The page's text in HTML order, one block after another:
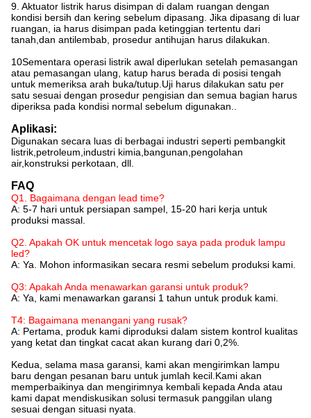
9. Aktuator listrik harus disimpan di dalam ruangan dengan
kondisi bersih dan kering sebelum dipasang. Jika dipasang di luar
ruangan, ia harus disimpan pada ketinggian tertentu dari
tanah,dan antilembab, prosedur antihujan harus dilakukan.
10Sementara operasi listrik awal diperlukan setelah pemasangan
atau pemasangan ulang, katup harus berada di posisi tengah
untuk memeriksa arah buka/tutup.Uji harus dilakukan satu per
satu sesuai dengan prosedur pengisian dan semua bagian harus
diperiksa pada kondisi normal sebelum digunakan..
Aplikasi:
Digunakan secara luas di berbagai industri seperti pembangkit
listrik,petroleum,industri kimia,bangunan,pengolahan
air,konstruksi perkotaan, dll.
FAQ
Q1. Bagaimana dengan lead time?
A: 5-7 hari untuk persiapan sampel, 15-20 hari kerja untuk
produksi massal.
Q2. Apakah OK untuk mencetak logo saya pada produk lampu
led?
A: Ya. Mohon informasikan secara resmi sebelum produksi kami.
Q3: Apakah Anda menawarkan garansi untuk produk?
A: Ya, kami menawarkan garansi 1 tahun untuk produk kami.
T4: Bagaimana menangani yang rusak?
A: Pertama, produk kami diproduksi dalam sistem kontrol kualitas
yang ketat dan tingkat cacat akan kurang dari 0,2%.
Kedua, selama masa garansi, kami akan mengirimkan lampu
baru dengan pesanan baru untuk jumlah kecil.Kami akan
memperbaikinya dan mengirimnya kembali kepada Anda atau
kami dapat mendiskusikan solusi termasuk panggilan ulang
sesuai dengan situasi nyata.